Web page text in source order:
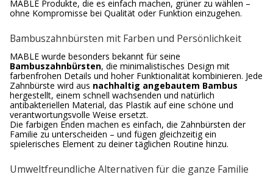
MABLE Produkte, die es einfach machen, grüner zu wählen –
ohne Kompromisse bei Qualität oder Funktion einzugehen.
Bambuszahnbürsten mit Farben und Persönlichkeit
MABLE wurde besonders bekannt für seine
Bambuszahnbürsten, die minimalistisches Design mit
farbenfrohen Details und hoher Funktionalität kombinieren. Jede
Zahnbürste wird aus nachhaltig angebautem Bambus
hergestellt, einem schnell wachsenden und natürlich
antibakteriellen Material, das Plastik auf eine schöne und
verantwortungsvolle Weise ersetzt.
Die farbigen Enden machen es einfach, die Zahnbürsten der
Familie zu unterscheiden – und fügen gleichzeitig ein
spielerisches Element zu deiner täglichen Routine hinzu.
Umweltfreundliche Alternativen für die ganze Familie